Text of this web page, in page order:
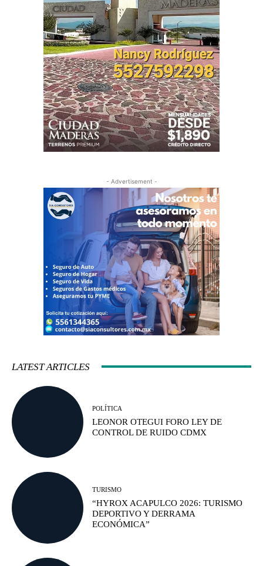
- Advertisement -
LATEST ARTICLES
POLÍTICA
LEONOR OTEGUI FORO LEY DE
CONTROL DE RUIDO CDMX
TURISMO
“HYROX ACAPULCO 2026: TURISMO
DEPORTIVO Y DERRAMA
ECONÓMICA”